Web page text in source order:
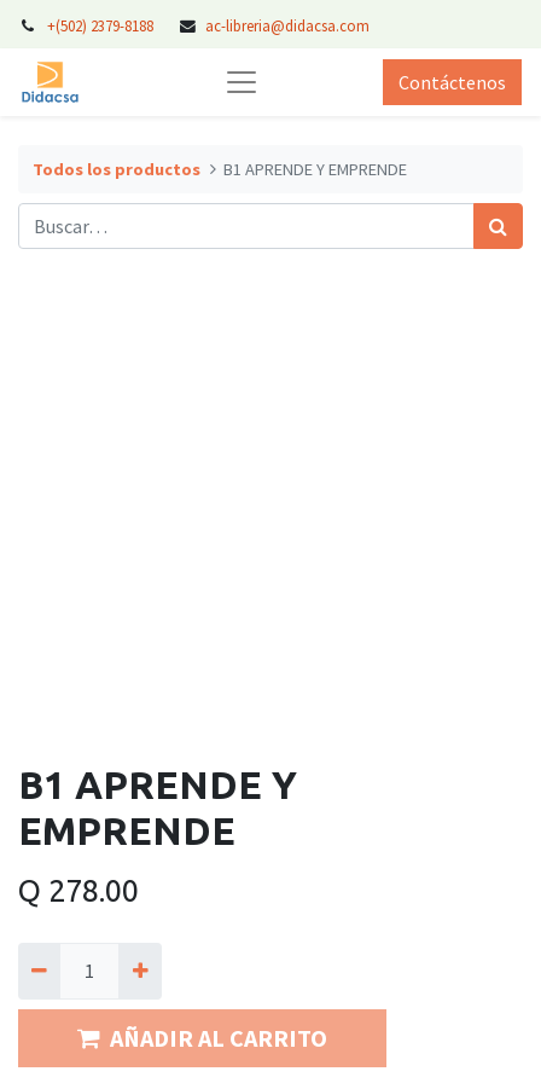
+(502) 2379-8188 ac-libreria@didacsa.com
Contáctenos
Todos los productos B1 APRENDE Y EMPRENDE
B1 APRENDE Y
EMPRENDE
Q 278.00
AÑADIR AL CARRITO